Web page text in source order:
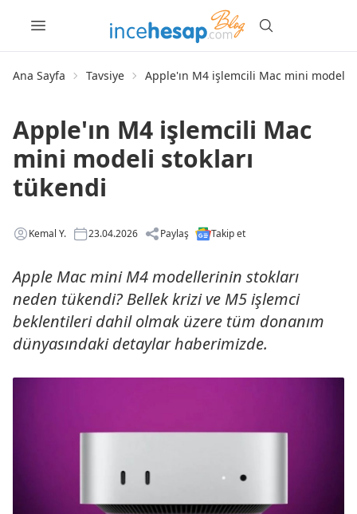
Ana Sayfa Tavsiye Apple'ın M4 işlemcili Mac mini modeli
Apple'ın M4 işlemcili Mac
mini modeli stokları
tükendi
Kemal Y. 23.04.2026 Paylaş Takip et
Apple Mac mini M4 modellerinin stokları
neden tükendi? Bellek krizi ve M5 işlemci
beklentileri dahil olmak üzere tüm donanım
dünyasındaki detaylar haberimizde.